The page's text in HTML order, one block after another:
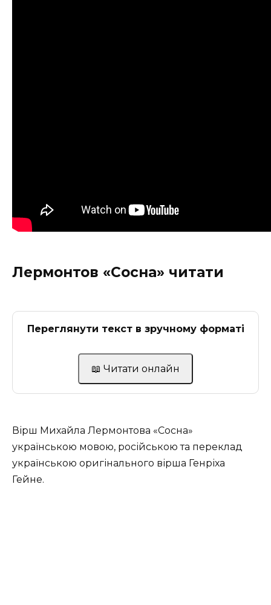
Лермонтов «Сосна» читати
Переглянути текст в зручному форматі
📖 Читати онлайн
Вірш Михайла Лермонтова «Сосна»
українською мовою, російською та переклад
українською оригінального вірша Генріха
Гейне.